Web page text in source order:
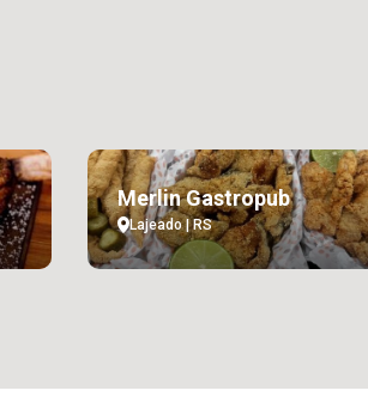
Merlin Gastropub
Lajeado | RS